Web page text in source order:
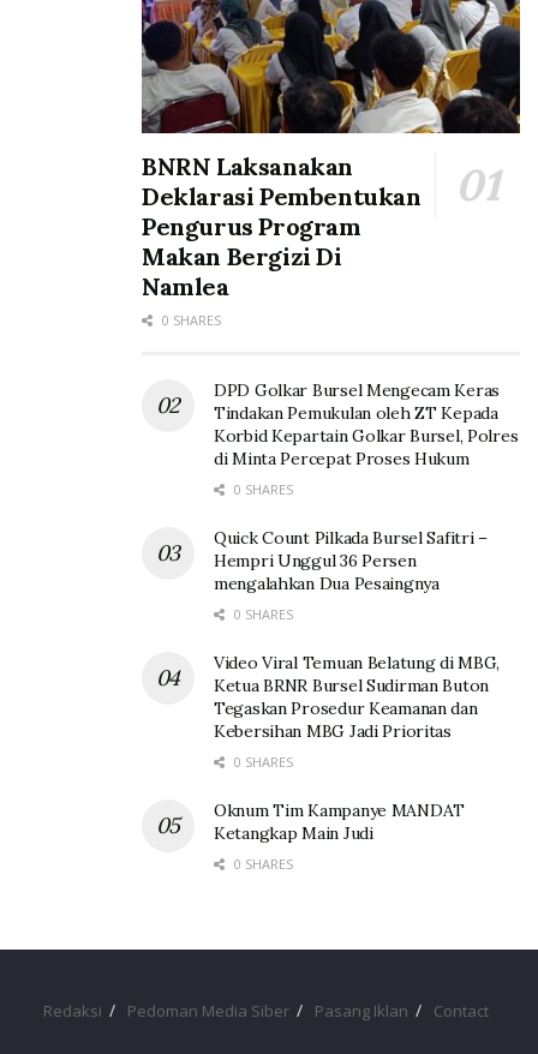
BNRN Laksanakan
Deklarasi Pembentukan
Pengurus Program
Makan Bergizi Di
Namlea
0 SHARES
DPD Golkar Bursel Mengecam Keras
Tindakan Pemukulan oleh ZT Kepada
Korbid Kepartain Golkar Bursel, Polres
di Minta Percepat Proses Hukum
0 SHARES
Quick Count Pilkada Bursel Safitri –
Hempri Unggul 36 Persen
mengalahkan Dua Pesaingnya
0 SHARES
Video Viral Temuan Belatung di MBG,
Ketua BRNR Bursel Sudirman Buton
Tegaskan Prosedur Keamanan dan
Kebersihan MBG Jadi Prioritas
0 SHARES
Oknum Tim Kampanye MANDAT
Ketangkap Main Judi
0 SHARES
Redaksi Pedoman Media Siber Pasang Iklan Contact